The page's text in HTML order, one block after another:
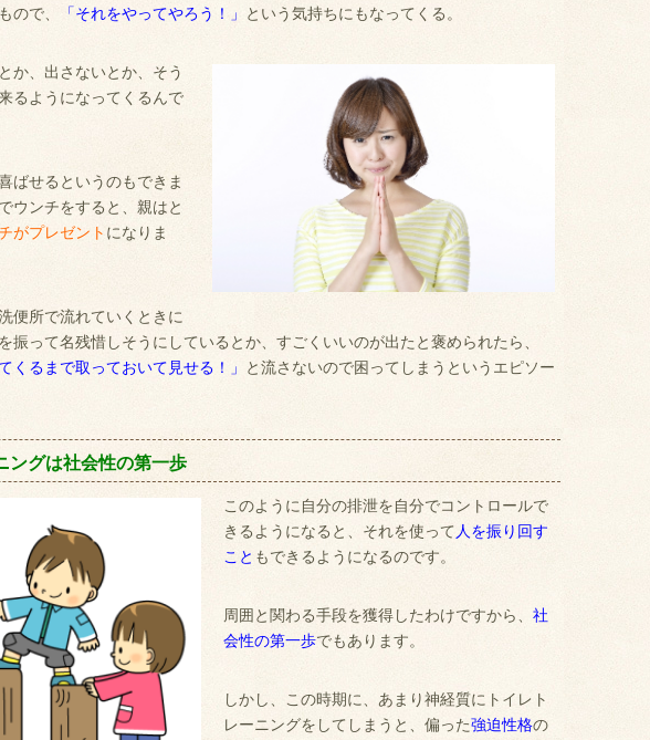
ので、
「それをやってやろう！」 という気持ちにもなってくる。
か、出さないとか、そう
るようになってくるんで
ばせるというのもできま
ウンチをすると、親はと
がプレゼント になりま
便所で流れていくときに
振って名残惜しそうにしているとか、すごくいいのが出たと褒められたら、
くるまで取っておいて見せる！」
と流さないので困ってしまうというエピソー
グは社会性の第一歩
このように自分の排泄を自分でコントロールで
きるようになると、それを使って人を振り回す
こと もできるようになるのです。
周囲と関わる手段を獲得したわけですから、 社
会性の第一歩でもあります。
しかし、この時期に、あまり神経質にトイレト
レーニングをしてしまうと、偏った強迫性格の